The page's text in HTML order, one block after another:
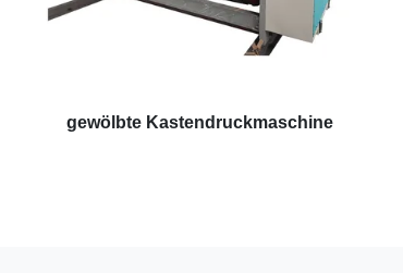
gewölbte Kastendruckmaschine